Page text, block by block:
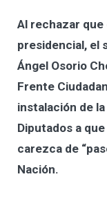
Al rechazar
presidencial, el
Ángel Osorio
Frente
instalación de
Diputados a
carezca de
Nación.